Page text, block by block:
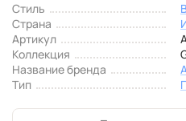
Стиль
Страна
Артикул
Коллекция
Название бренда
Тип